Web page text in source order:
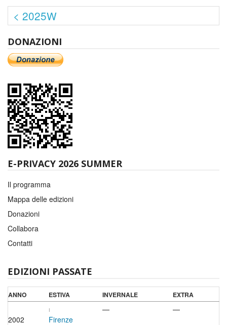
< 2025W
DONAZIONI
E-PRIVACY 2026 SUMMER
Il programma
Mappa delle edizioni
Donazioni
Collabora
Contatti
EDIZIONI PASSATE
ANNO ESTIVA INVERNALE EXTRA
2002
I
Firenze
— —